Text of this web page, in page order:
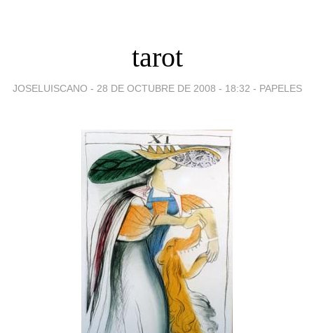
tarot
JOSELUISCANO - 28 DE OCTUBRE DE 2008 - 18:32 - PAPELES